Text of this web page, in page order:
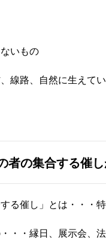
いもの
線路、自然に生えて
者の集合する催
する催し」とは・・・
・・・縁日、展示会、